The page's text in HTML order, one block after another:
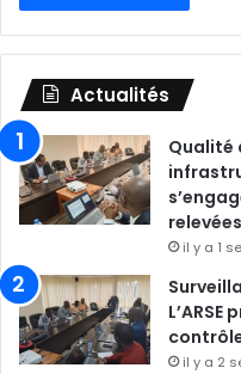
Actualités
Qualité
relevées
il y a 1
contrôle
il y a 2